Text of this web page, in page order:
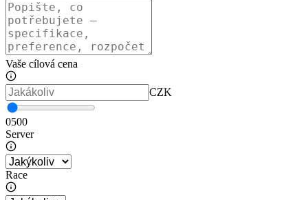
Vaše cílová cena
CZK
0500
Server
Race